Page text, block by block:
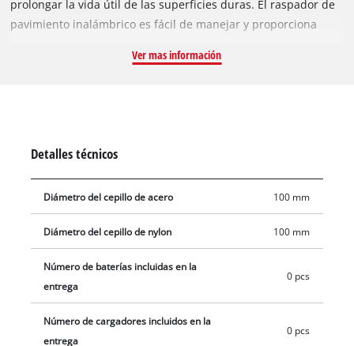
prolongar la vida útil de las superficies duras. El raspador de
pavimiento inalámbrico es fácil de manejar y proporciona
cepillo de nailon y un cepillo de acero suministrado con este
precisos, hay una segunda manija infinitamente ajustable y
una rueda guía. El Softgrip asegura que el usuario se sienta
cómodo mientras trabaja, incluso en trabajos de limpieza
familia Power X-Change, la nueva tecnología de iones de litio
de Einhell. Todas las baterías del sistema de la serie Power X-
Change se pueden utilizar en la mototraílla inalámbrica. Se
suministra sin batería y sin cargador.
Ver mas información
Detalles técnicos
Diámetro del cepillo de acero 100 mm
Diámetro del cepillo de nylon 100 mm
Número de baterías incluidas en la
entrega
0 pcs
Número de cargadores incluidos en la
entrega
0 pcs